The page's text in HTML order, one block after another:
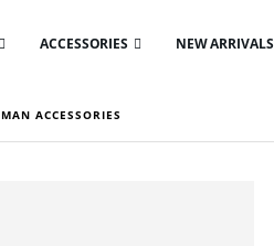
ACCESSORIES NEW ARRIVALS
MAN ACCESSORIES